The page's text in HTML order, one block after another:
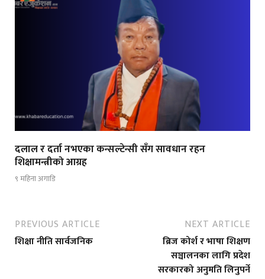
दलाल र दर्ता नभएका कन्सल्टेन्सी सँग सावधान रहन
शिक्षामन्त्रीको आग्रह
९ महिना अगाडि
PREVIOUS ARTICLE
शिक्षा नीति सार्वजनिक
NEXT ARTICLE
ब्रिज कोर्श र भाषा शिक्षण
सञ्चालनका लागि प्रदेश
सरकारको अनुमति लिनुपर्ने